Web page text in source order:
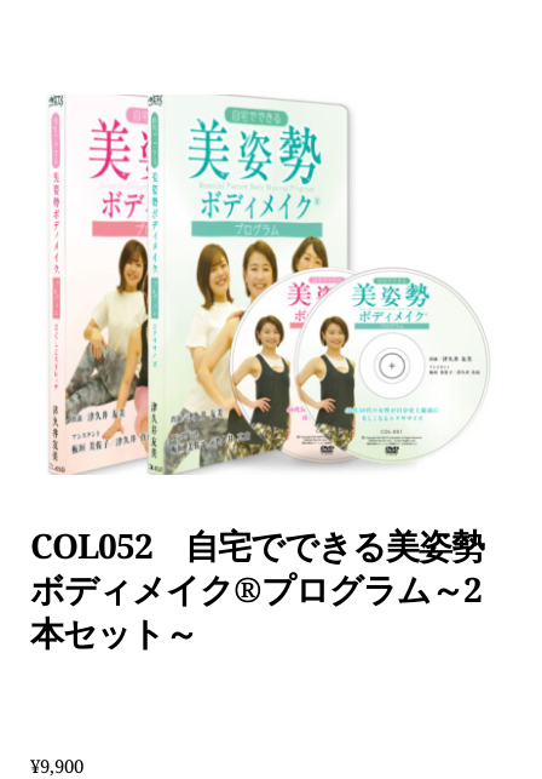
COL052　自宅でできる美姿勢
ボディメイク®プログラム～2
本セット～
¥9,900